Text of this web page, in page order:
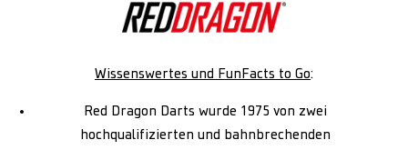
Wissenswertes und FunFacts to Go:
Red Dragon Darts wurde 1975 von zwei
hochqualifizierten und bahnbrechenden